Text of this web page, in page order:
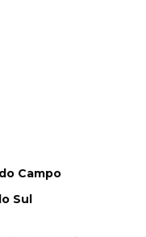
Campo
Sul